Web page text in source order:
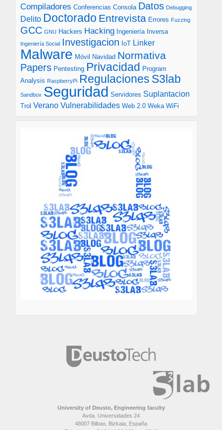
Compiladores Conferencias Consola Datos Debugging
Delito Doctorado Entrevista Errores Fuzzing
GCC GNU Hackers Hacking Ingeniería Inversa
Ingeniería Social Investigacion IoT Linker
Malware Móvil Navidad Normativa
Papers Pentesting Privacidad Program
Analysis RaspberryPi Regulaciones S3lab
Sandbox Seguridad Servidores Suplantacion
Trol Verano Vulnerabilidades Web 2.0 Weka WiFi
University of Deusto, Engineering faculty
Avda. Universidades 24
48007 Bilbao, Bizkaia, España